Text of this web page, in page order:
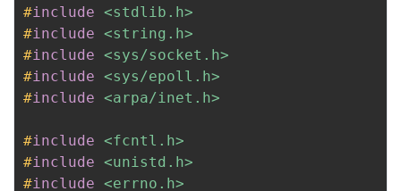
#include <stdlib.h>
#include <string.h>
#include <sys/socket.h>
#include <sys/epoll.h>
#include <arpa/inet.h>
#include <fcntl.h>
#include <unistd.h>
#include <errno.h>